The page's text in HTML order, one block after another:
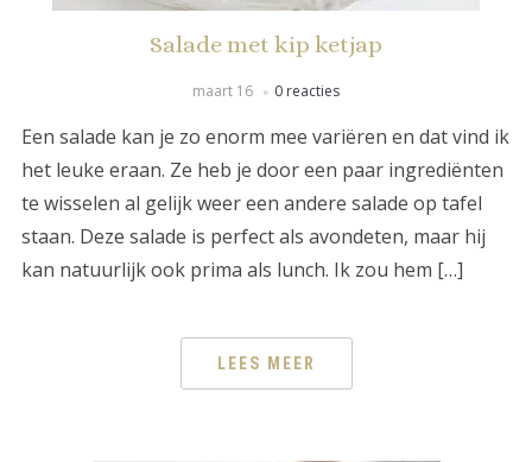
Salade met kip ketjap
maart 16 0 reacties
Een salade kan je zo enorm mee variëren en dat vind ik
het leuke eraan. Ze heb je door een paar ingrediënten
te wisselen al gelijk weer een andere salade op tafel
staan. Deze salade is perfect als avondeten, maar hij
kan natuurlijk ook prima als lunch. Ik zou hem […]
LEES MEER